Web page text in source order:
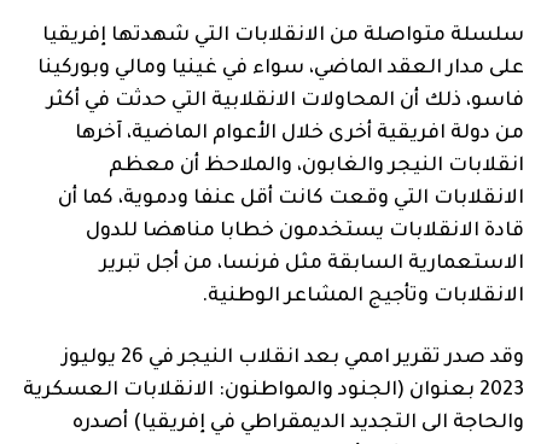
سلسلة متواصلة من الانقلابات التي شهدتها إفريقيا
على مدار العقد الماضي، سواء في غينيا ومالي وبوركينا
فاسو، ذلك أن المحاولات الانقلابية التي حدثت في أكثر
من دولة افريقية أخرى خلال الأعوام الماضية، آخرها
انقلابات النيجر والغابون، والملاحظ أن معظم
الانقلابات التي وقعت كانت أقل عنفا ودموية، كما أن
قادة الانقلابات يستخدمون خطابا مناهضا للدول
الاستعمارية السابقة مثل فرنسا، من أجل تبرير
الانقلابات وتأجيج المشاعر الوطنية.
وقد صدر تقرير اممي بعد انقلاب النيجر في 26 يوليوز
2023 بعنوان (الجنود والمواطنون: الانقلابات العسكرية
والحاجة الى التجديد الديمقراطي في إفريقيا) أصدره